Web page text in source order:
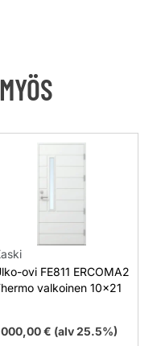
ovi FE811 ERCOMA2
valkoinen 10×21
000,00€ (alv 25.5%)